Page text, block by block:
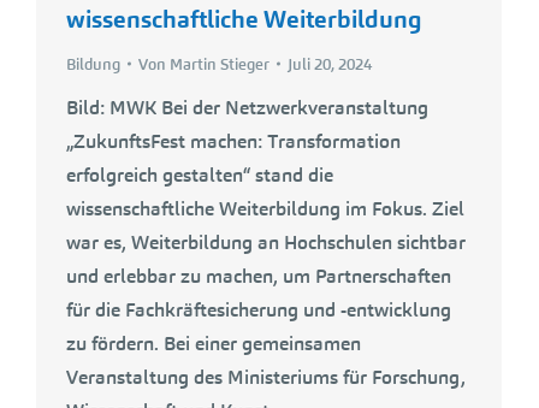
wissenschaftliche Weiterbildung
Bildung Von Martin Stieger Juli 20, 2024
Bild: MWK Bei der Netzwerkveranstaltung
„ZukunftsFest machen: Transformation
erfolgreich gestalten“ stand die
wissenschaftliche Weiterbildung im Fokus. Ziel
war es, Weiterbildung an Hochschulen sichtbar
und erlebbar zu machen, um Partnerschaften
für die Fachkräftesicherung und -entwicklung
zu fördern. Bei einer gemeinsamen
Veranstaltung des Ministeriums für Forschung,